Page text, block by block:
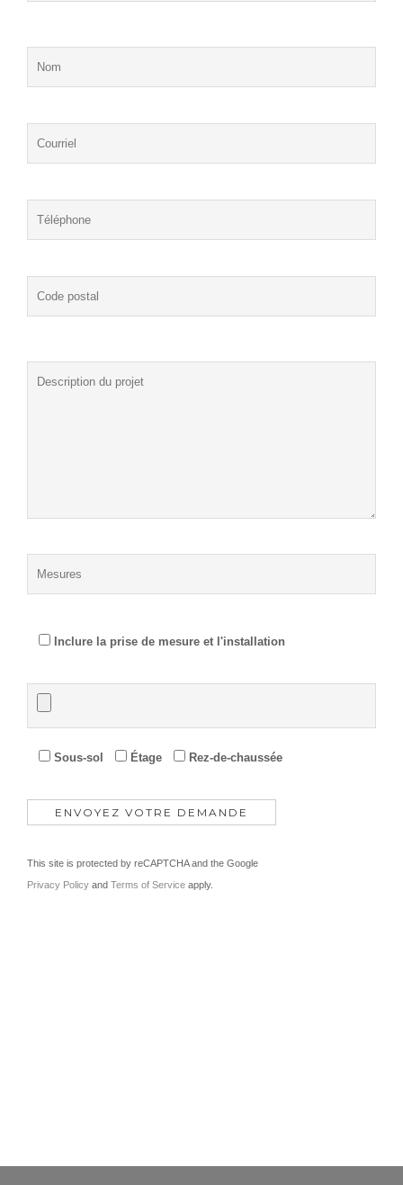
Inclure la prise de mesure et l'installation
Sous-sol Étage Rez-de-chaussée
This site is protected by reCAPTCHA and the Google
Privacy Policy and Terms of Service apply.